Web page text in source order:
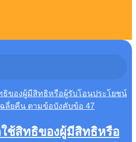
ช้สิทธิของผู้มีสิทธิหรือ